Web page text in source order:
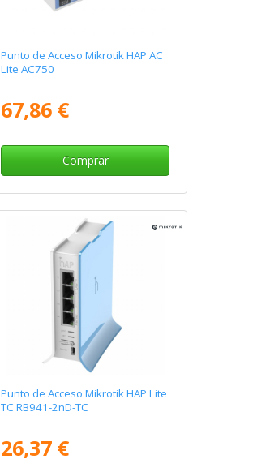
Punto de Acceso Mikrotik HAP AC
Lite AC750
67,86 €
Comprar
Punto de Acceso Mikrotik HAP Lite
TC RB941-2nD-TC
26,37 €